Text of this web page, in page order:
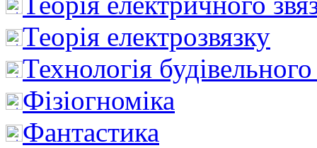
Теорія електрозвязку
Технологія
Фізіогноміка
Фантастика